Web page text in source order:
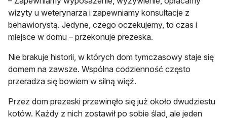
wizyty u weterynarza i zapewniamy konsultacje z
behawiorystą. Jedyne, czego oczekujemy, to czas i
miejsce w domu – przekonuje prezeska.
Nie brakuje historii, w których dom tymczasowy staje się
domem na zawsze. Wspólna codzienność często
przeradza się bowiem w silną więź.
Przez dom prezeski przewinęło się już około dwudziestu
kotów. Każdy z nich zostawił po sobie ślad, ale jeden